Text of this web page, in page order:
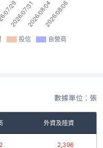
投信 自營商
數據單位：張
外資及陸資
2,396